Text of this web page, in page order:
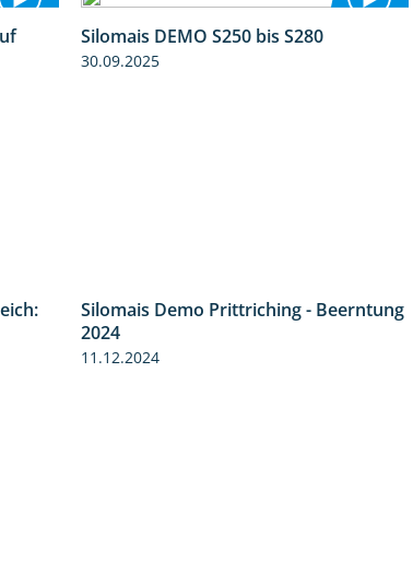
7:04 Silomais DEMO S250 bis S280
30.09.2025
Silomais Demo Prittriching - Beerntung
2024
11.12.2024